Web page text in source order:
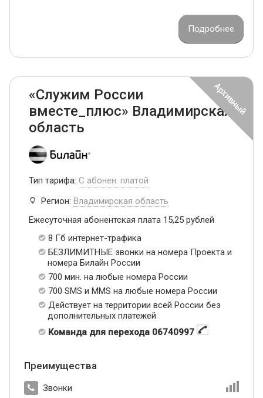
Подробнее
«Служим России
вместе_плюс» Владимирская
область
Тип тарифа: С абонен. платой
Регион: Владимирская область
Ежесуточная абонентская плата 15,25 рублей
8 Гб интернет-трафика
БЕЗЛИМИТНЫЕ звонки на номера Проекта и
номера Билайн России
700 мин. на любые номера России
700 SMS и MMS на любые номера России
Действует на территории всей России без
дополнительных платежей
Команда для перехода 06740997
Преимущества
Звонки